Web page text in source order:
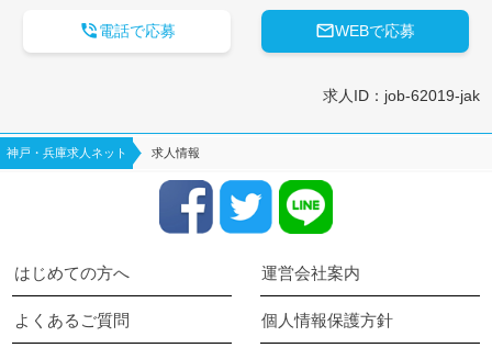
WEBで応募
電話で応募
求人ID：job-62019-jak
神戸・兵庫求人ネット 求人情報
はじめての方へ 運営会社案内
よくあるご質問 個人情報保護方針